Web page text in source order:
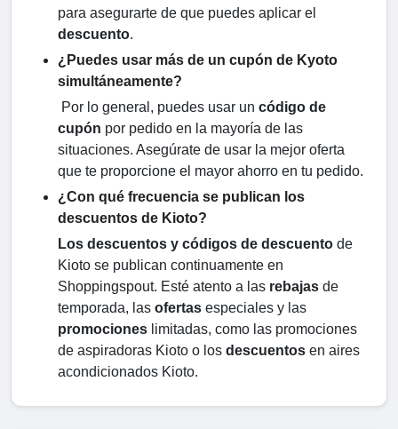
para asegurarte de que puedes aplicar el
descuento.
¿Puedes usar más de un cupón de Kyoto
simultáneamente?
Por lo general, puedes usar un código de
cupón por pedido en la mayoría de las
situaciones. Asegúrate de usar la mejor oferta
que te proporcione el mayor ahorro en tu pedido.
¿Con qué frecuencia se publican los
descuentos de Kioto?
Los descuentos y códigos de descuento de
Kioto se publican continuamente en
Shoppingspout. Esté atento a las rebajas de
temporada, las ofertas especiales y las
promociones limitadas, como las promociones
de aspiradoras Kioto o los descuentos en aires
acondicionados Kioto.